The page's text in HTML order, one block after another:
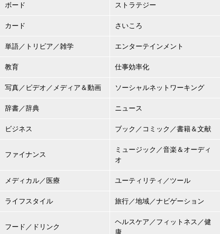
ボード ストラテジー
カード さいころ
単語／トリビア／雑学 エンターテインメント
教育 仕事効率化
写真／ビデオ／メディア＆動画 ソーシャルネットワーキング
辞書／辞典 ニュース
ビジネス ブック／コミック／書籍＆文献
ファイナンス
ミュージック／音楽＆オーディ
オ
メディカル／医療 ユーティリティ／ツール
ライフスタイル 旅行／地域／ナビゲーション
フード／ドリンク
ヘルスケア／フィットネス／健
康